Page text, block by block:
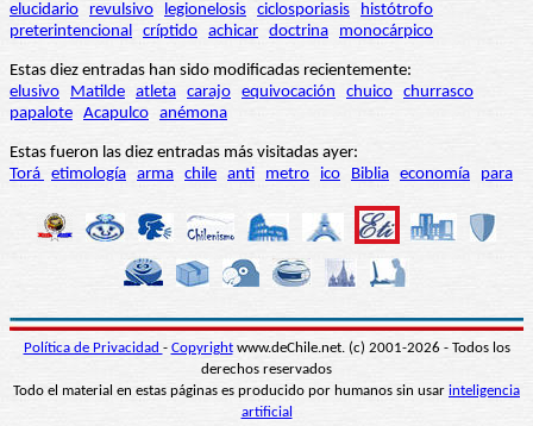
elucidario
revulsivo legionelosis ciclosporiasis
histótrofo
preterintencional críptido achicar doctrina monocárpico
Estas diez entradas han sido modificadas recientemente:
elusivo
Matilde atleta carajo equivocación chuico churrasco
papalote Acapulco anémona
Estas fueron las diez entradas más visitadas ayer:
Torá etimología arma chile anti metro ico Biblia economía para
Política de Privacidad - Copyrightwww.deChile.net. (c) 2001-2026 - Todos los
derechos reservados
Todo el material en estas páginas es producido por humanos sin usar inteligencia
artificial